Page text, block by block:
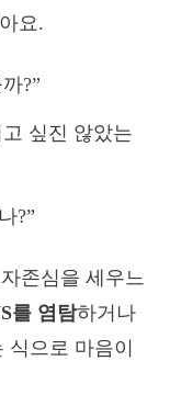
요.
?”
싶진 않았는
?”
존심을 세우느
를 염탐하거나
으로 마음이